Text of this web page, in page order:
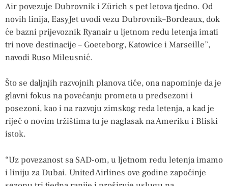
Air povezuje Dubrovnik i Zürich s pet letova tjedno. Od
novih linija, EasyJet uvodi vezu Dubrovnik–Bordeaux, dok
će bazni prijevoznik Ryanair u ljetnom redu letenja imati
tri nove destinacije – Goeteborg, Katowice i Marseille”,
navodi Ruso Mileusnić.
Što se daljnjih razvojnih planova tiče, ona napominje da je
glavni fokus na povećanju prometa u predsezoni i
posezoni, kao i na razvoju zimskog reda letenja, a kad je
riječ o novim tržištima tu je naglasak na Ameriku i Bliski
istok.
“Uz povezanost sa SAD-om, u ljetnom redu letenja imamo
i liniju za Dubai. United Airlines ove godine započinje